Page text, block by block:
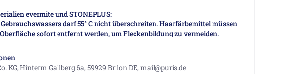
evermite und STONEPLUS:
darf 55° C nicht überschreiten. Haarfärbemittel müssen
sofort entfernt werden, um Fleckenbildung zu vermeiden.
KG, Hinterm Gallberg 6a, 59929 Brilon DE, mail@puris.de